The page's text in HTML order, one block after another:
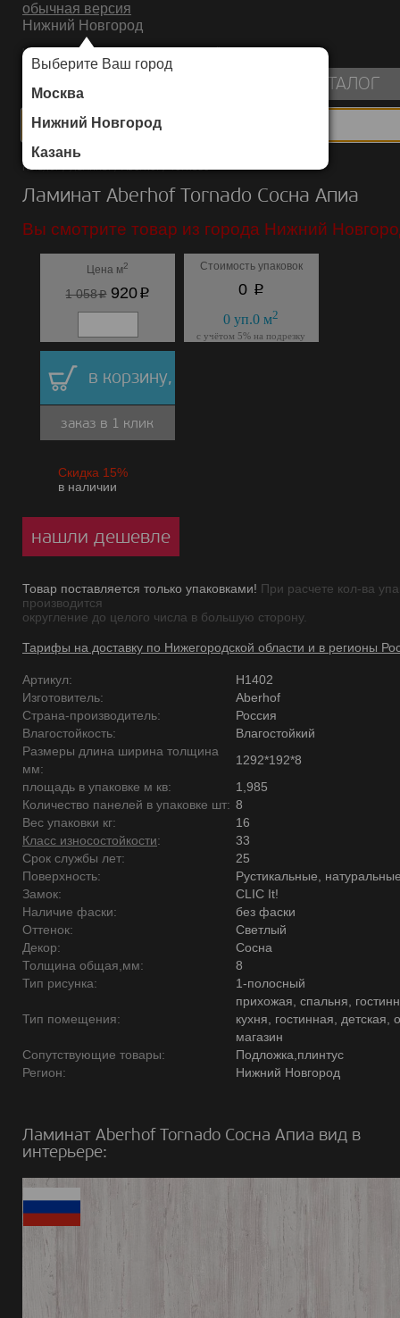
обычная версия
Нижний Новгород
Выберите Ваш город
Москва
Нижний Новгород
Казань
ИНТЕРНЕТ-МАГАЗИН НАПОЛЬНЫХ ПОКРЫТИЙ
КАТАЛОГ
Каталог/Ламинат/Aberhof/Tornado
Ламинат Aberhof Tornado Сосна Апиа
Вы смотрите товар из города Нижний
Цена м2
1 058p920p
Стоимость упаковок
0 p
0 уп.0 м2
с учётом 5% на подрезку
в корзину,
заказ в 1 клик
Скидка 15%
в наличии
нашли дешевле
Товар поставляется только упаковками! При расчете кол-ва
производится
округление до целого числа в большую сторону.
Тарифы на доставку по Нижегородской области и в регионы
Артикул:
H1402
Изготовитель:
Aberhof
Страна-производитель:
Россия
Влагостойкость:
Влагостойкий
Размеры длина ширина толщина
мм:
1292*192*8
площадь в упаковке м кв:
1,985
Количество панелей в упаковке шт: 8
Вес упаковки кг:
16
Класс износостойкости:
33
Срок службы лет:
25
Поверхность:
Рустикальные,
Замок:
CLIC It!
Наличие фаски:
без фаски
Оттенок:
Светлый
Декор:
Сосна
Толщина общая,мм:
8
Тип рисунка:
1-полосный
Тип помещения:
прихожая, спальня,
кухня, гостинная, детская,
магазин
Сопутствующие товары:
Подложка,плинтус
Регион:
Нижний Новгород
Ламинат Aberhof Tornado Сосна Апиа вид в
интерьере: